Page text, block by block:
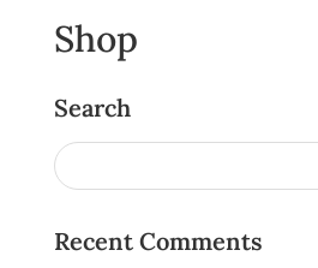
Shop
Search
Recent Comments